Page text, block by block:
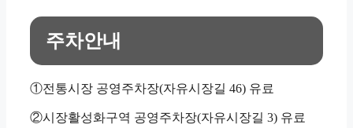
주차안내
①전통시장 공영주차장(자유시장길 46) 유료
②시장활성화구역 공영주차장(자유시장길 3) 유료